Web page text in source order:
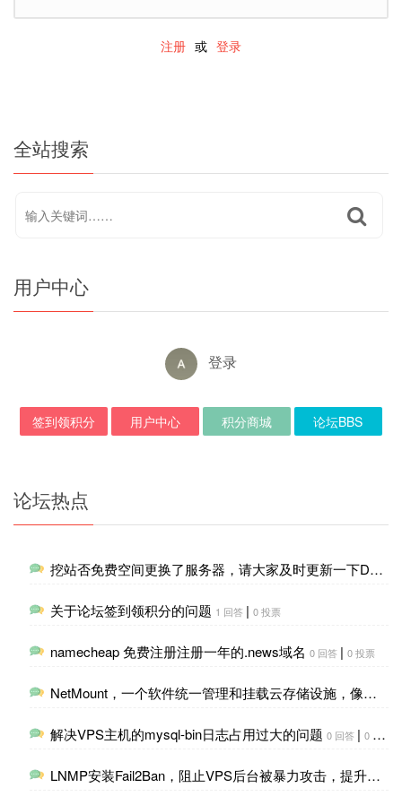
注册 或 登录
全站搜索
用户中心
登录
签到领积分 用户中心 积分商城 论坛BBS
论坛热点
挖站否免费空间更换了服务器，请大家及时更新一下DNS解析
关于论坛签到领积分的问题 1 回答 | 0 投票
namecheap 免费注册注册一年的.news域名 0 回答 | 0 投票
NetMount，一个软件统一管理和挂载云存储设施，像本地磁盘一样管理
解决VPS主机的mysql-bin日志占用过大的问题 0 回答 | 0 投票
LNMP安装Fail2Ban，阻止VPS后台被暴力攻击，提升安全性